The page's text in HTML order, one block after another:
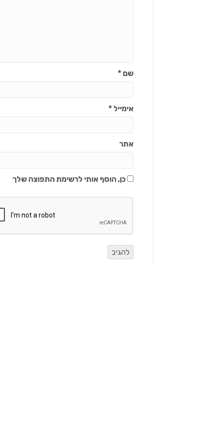
שם*
אימייל*
אתר
כן, הוסף אותי לרשימת התפוצה שלך